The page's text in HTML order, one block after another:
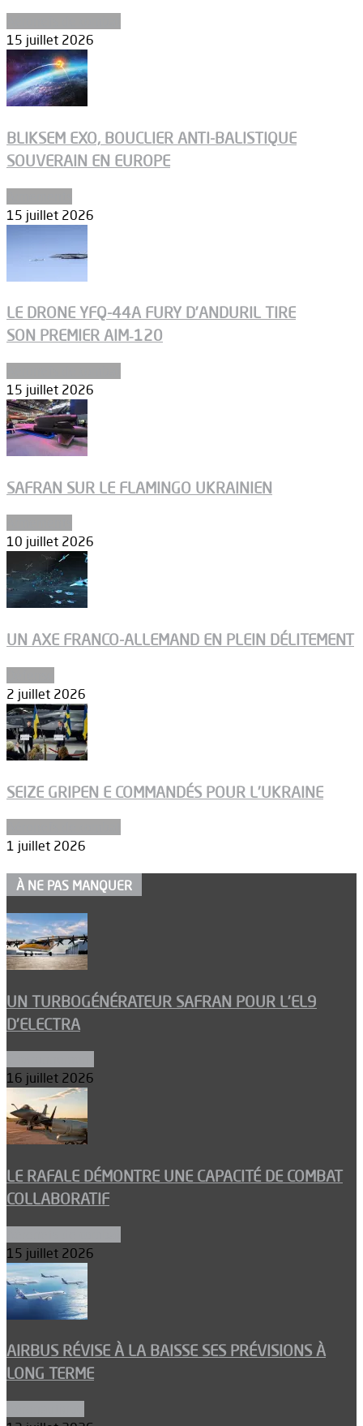
15 juillet 2026
BLIKSEM EXO, BOUCLIER ANTI-BALISTIQUE
SOUVERAIN EN EUROPE
15 juillet 2026
LE DRONE YFQ-44A FURY D’ANDURIL TIRE
SON PREMIER AIM‑120
15 juillet 2026
SAFRAN SUR LE FLAMINGO UKRAINIEN
10 juillet 2026
UN AXE FRANCO-ALLEMAND EN PLEIN DÉLITEMENT
2 juillet 2026
SEIZE GRIPEN E COMMANDÉS POUR L’UKRAINE
1 juillet 2026
À NE PAS MANQUER
UN TURBOGÉNÉRATEUR SAFRAN POUR L’EL9
D’ELECTRA
16 juillet 2026
LE RAFALE DÉMONTRE UNE CAPACITÉ DE COMBAT
COLLABORATIF
15 juillet 2026
AIRBUS RÉVISE À LA BAISSE SES PRÉVISIONS À
LONG TERME